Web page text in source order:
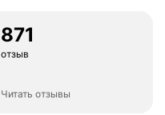
871
отзыв
Читать отзывы